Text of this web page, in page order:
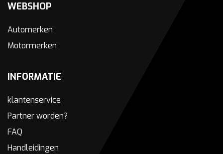
WEBSHOP
Automerken
Motormerken
INFORMATIE
klantenservice
Partner worden?
FAQ
Handleidingen